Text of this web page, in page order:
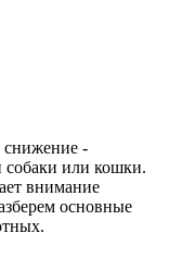
снижение -
собаки или кошки.
внимание
основные